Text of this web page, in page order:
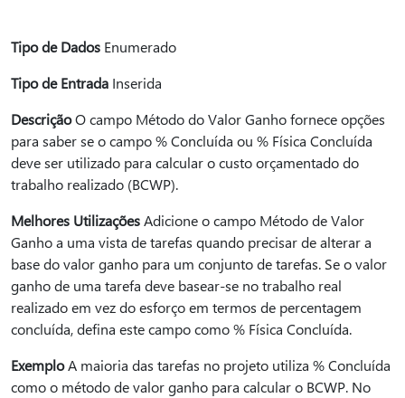
Tipo de Dados Enumerado
Tipo de Entrada Inserida
DescriçãoO campo Método do Valor Ganho fornece opções
para saber se o campo % Concluída ou % Física Concluída
deve ser utilizado para calcular o custo orçamentado do
trabalho realizado (BCWP).
Melhores UtilizaçõesAdicione o campo Método de Valor
Ganho a uma vista de tarefas quando precisar de alterar a
base do valor ganho para um conjunto de tarefas. Se o valor
ganho de uma tarefa deve basear-se no trabalho real
realizado em vez do esforço em termos de percentagem
concluída, defina este campo como % Física Concluída.
ExemploA maioria das tarefas no projeto utiliza % Concluída
como o método de valor ganho para calcular o BCWP. No